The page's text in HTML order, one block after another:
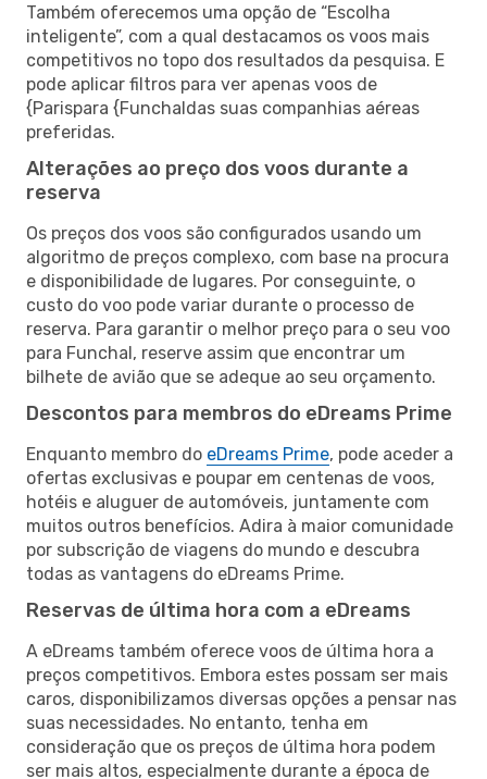
Também oferecemos uma opção de “Escolha
inteligente”, com a qual destacamos os voos mais
competitivos no topo dos resultados da pesquisa. E
pode aplicar filtros para ver apenas voos de
{Parispara {Funchaldas suas companhias aéreas
preferidas.
Alterações ao preço dos voos durante a
reserva
Os preços dos voos são configurados usando um
algoritmo de preços complexo, com base na procura
e disponibilidade de lugares. Por conseguinte, o
custo do voo pode variar durante o processo de
reserva. Para garantir o melhor preço para o seu voo
para Funchal, reserve assim que encontrar um
bilhete de avião que se adeque ao seu orçamento.
Descontos para membros do eDreams Prime
Enquanto membro do eDreams Prime, pode aceder a
ofertas exclusivas e poupar em centenas de voos,
hotéis e aluguer de automóveis, juntamente com
muitos outros benefícios. Adira à maior comunidade
por subscrição de viagens do mundo e descubra
todas as vantagens do eDreams Prime.
Reservas de última hora com a eDreams
A eDreams também oferece voos de última hora a
preços competitivos. Embora estes possam ser mais
caros, disponibilizamos diversas opções a pensar nas
suas necessidades. No entanto, tenha em
consideração que os preços de última hora podem
ser mais altos, especialmente durante a época de